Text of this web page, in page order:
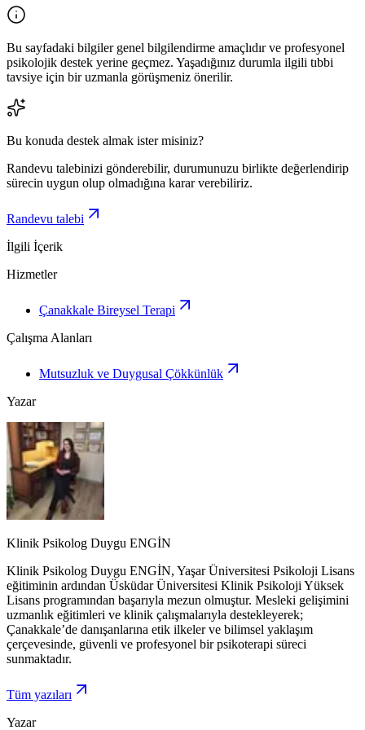
Bu sayfadaki bilgiler genel bilgilendirme amaçlıdır ve profesyonel
psikolojik destek yerine geçmez. Yaşadığınız durumla ilgili tıbbi
tavsiye için bir uzmanla görüşmeniz önerilir.
Bu konuda destek almak ister misiniz?
Randevu talebinizi gönderebilir, durumunuzu birlikte değerlendirip
sürecin uygun olup olmadığına karar verebiliriz.
Randevu talebi
İlgili İçerik
Hizmetler
Çanakkale Bireysel Terapi
Çalışma Alanları
Mutsuzluk ve Duygusal Çökkünlük
Yazar
Klinik Psikolog Duygu ENGİN
Klinik Psikolog Duygu ENGİN, Yaşar Üniversitesi Psikoloji Lisans
eğitiminin ardından Üsküdar Üniversitesi Klinik Psikoloji Yüksek
Lisans programından başarıyla mezun olmuştur. Mesleki gelişimini
uzmanlık eğitimleri ve klinik çalışmalarıyla destekleyerek;
Çanakkale’de danışanlarına etik ilkeler ve bilimsel yaklaşım
çerçevesinde, güvenli ve profesyonel bir psikoterapi süreci
sunmaktadır.
Tüm yazıları
Yazar